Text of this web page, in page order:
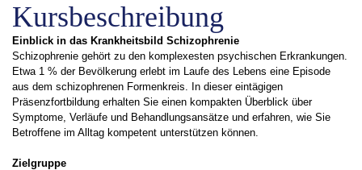
Kursbeschreibung
Einblick in das Krankheitsbild Schizophrenie
Schizophrenie gehört zu den komplexesten psychischen Erkrankungen.
Etwa 1 % der Bevölkerung erlebt im Laufe des Lebens eine Episode
aus dem schizophrenen Formenkreis. In dieser eintägigen
Präsenzfortbildung erhalten Sie einen kompakten Überblick über
Symptome, Verläufe und Behandlungsansätze und erfahren, wie Sie
Betroffene im Alltag kompetent unterstützen können.
Zielgruppe